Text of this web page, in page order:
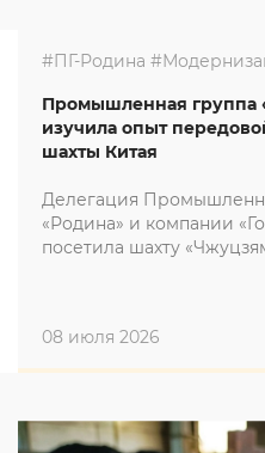
#ПГ-Родина
Промышленная группа
изучила опыт
шахты Китая
Делегация
«Родина» и компании
посетила шахту
окраине пустыни Му-Ус.
08 июля 2026